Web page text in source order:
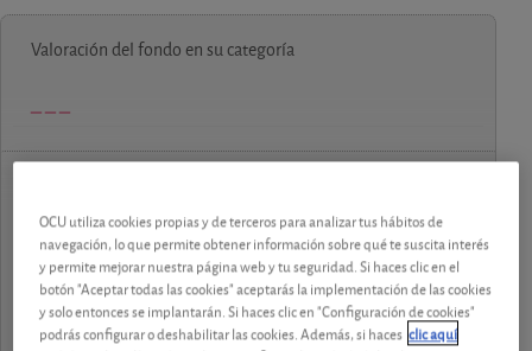
Valoración del fondo en su categoría
contenido premium
Los análisis y consejos de nuestros expertos están
reservados a los socios.
OCU utiliza cookies propias y de terceros para analizar tus hábitos de
navegación, lo que permite obtener información sobre qué te suscita interés
y permite mejorar nuestra página web y tu seguridad. Si haces clic en el
botón "Aceptar todas las cookies" aceptarás la implementación de las cookies
y solo entonces se implantarán. Si haces clic en "Configuración de cookies"
podrás configurar o deshabilitar las cookies. Además, si haces clic aquí